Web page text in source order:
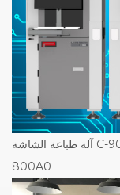
آلة طباعة الشاشة C-900AC-900Bآلة تفريغ الهواء بالتفريغ N-
800A0